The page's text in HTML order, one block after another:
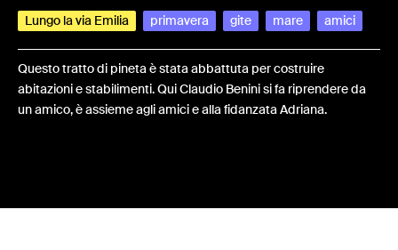
Lungo la via Emilia primavera gite mare amici
Questo tratto di pineta è stata abbattuta per costruire
abitazioni e stabilimenti. Qui Claudio Benini si fa riprendere da
un amico, è assieme agli amici e alla fidanzata Adriana.